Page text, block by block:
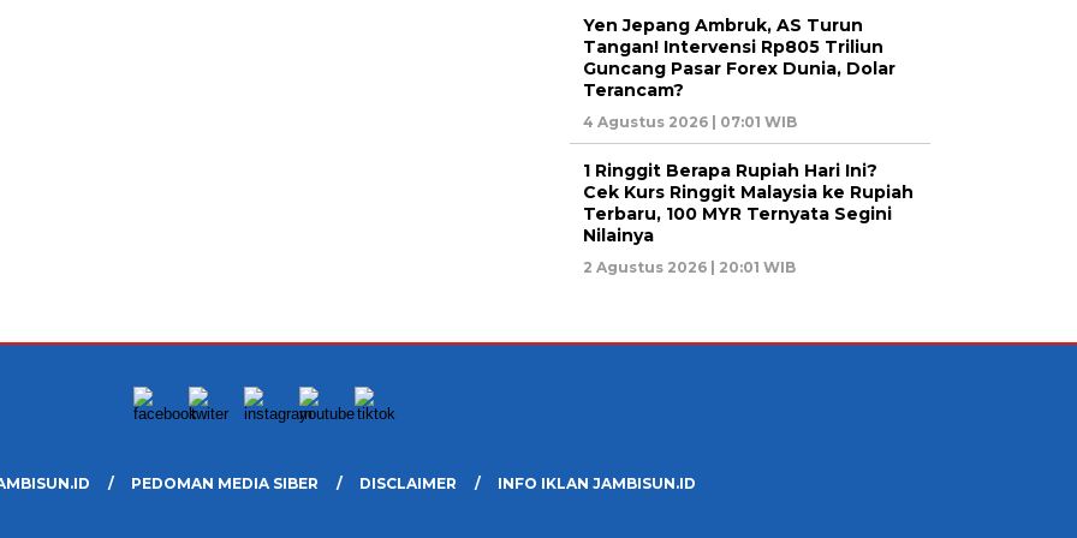
Yen Jepang Ambruk, AS Turun
Tangan! Intervensi Rp805 Triliun
Guncang Pasar Forex Dunia, Dolar
Terancam?
4 Agustus 2026 | 07:01 WIB
1 Ringgit Berapa Rupiah Hari Ini?
Cek Kurs Ringgit Malaysia ke Rupiah
Terbaru, 100 MYR Ternyata Segini
Nilainya
2 Agustus 2026 | 20:01 WIB
PEDOMAN MEDIA SIBER DISCLAIMER INFO IKLAN JAMBISUN.ID